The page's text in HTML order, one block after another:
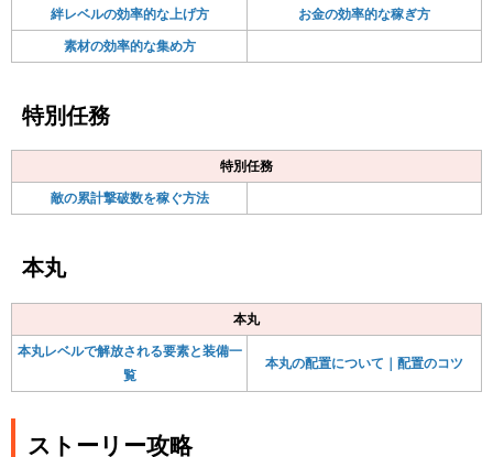
絆レベルの効率的な上げ方
お金の効率的な稼ぎ方
素材の効率的な集め方
特別任務
特別任務
敵の累計撃破数を稼ぐ方法
本丸
本丸
本丸レベルで解放される要素と装備一
覧
本丸の配置について｜配置のコツ
ストーリー攻略